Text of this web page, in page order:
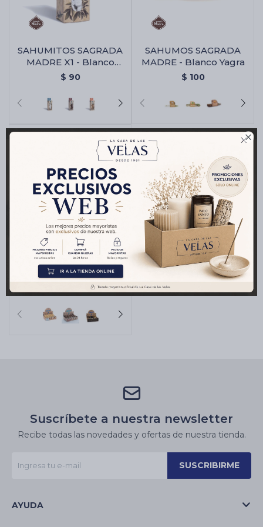

SAHUMITOS SAGRADA
MADRE X1 - Blanco
Yagra
$ 90
SAHUMOS SAGRADA
MADRE - Blanco Yagra
$ 100
SAHUMITOS SAGRADA
MADRE X5 -
Calendula/manzanilla
Suscríbete a nuestra newsletter
Recibe todas las novedades y ofertas de nuestra tienda.
SUSCRIBIRME
AYUDA
Artículos Religiosos
Aromatizantes de ambientes
Artículos Esotéricos